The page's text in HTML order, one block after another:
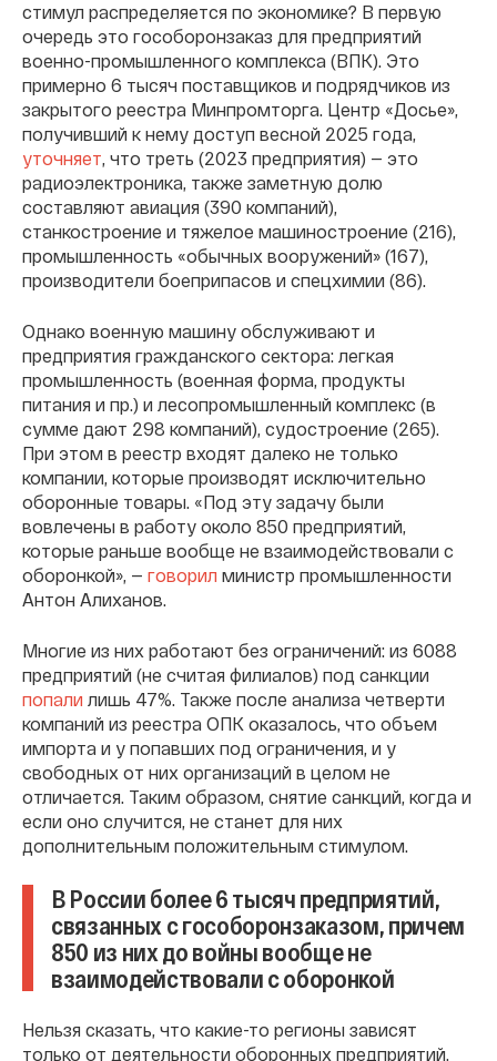
стимул распределяется по экономике? В первую
очередь это гособоронзаказ для предприятий
военно-промышленного комплекса (ВПК). Это
примерно 6 тысяч поставщиков и подрядчиков из
закрытого реестра Минпромторга. Центр «Досье»,
получивший к нему доступ весной 2025 года,
уточняет, что треть (2023 предприятия) — это
радиоэлектроника, также заметную долю
составляют авиация (390 компаний),
станкостроение и тяжелое машиностроение (216),
промышленность «обычных вооружений» (167),
производители боеприпасов и спецхимии (86).
Однако военную машину обслуживают и
предприятия гражданского сектора: легкая
промышленность (военная форма, продукты
питания и пр.) и лесопромышленный комплекс (в
сумме дают 298 компаний), судостроение (265).
При этом в реестр входят далеко не только
компании, которые производят исключительно
оборонные товары. «Под эту задачу были
вовлечены в работу около 850 предприятий,
которые раньше вообще не взаимодействовали с
оборонкой», — говорил министр промышленности
Антон Алиханов.
Многие из них работают без ограничений: из 6088
предприятий (не считая филиалов) под санкции
попали лишь 47%. Также после анализа четверти
компаний из реестра ОПК оказалось, что объем
импорта и у попавших под ограничения, и у
свободных от них организаций в целом не
отличается. Таким образом, снятие санкций, когда и
если оно случится, не станет для них
дополнительным положительным стимулом.
В России более 6 тысяч предприятий,
связанных с гособоронзаказом, причем
850 из них до войны вообще не
взаимодействовали с оборонкой
Нельзя сказать, что какие-то регионы зависят
только от деятельности оборонных предприятий.